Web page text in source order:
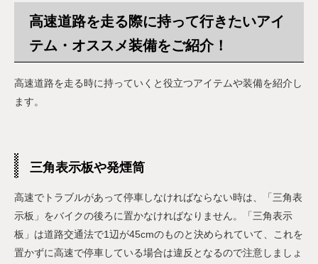
高速道路を走る際に持って行きたいアイ
テム・オススメ装備をご紹介！
高速道路を走る時に持っていくと役立つアイテムや装備を紹介し
ます。
三角表示板や発煙筒
高速でトラブルがあって停車しなければならない時は、「三角表
示板」をバイクの後ろに置かなければなりません。「三角表示
板」は道路交通法で1辺が45cmのものと決められていて、これを
置かずに高速で停車している場合は違反となるので注意しましょ